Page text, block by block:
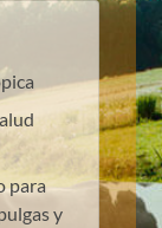
para
y